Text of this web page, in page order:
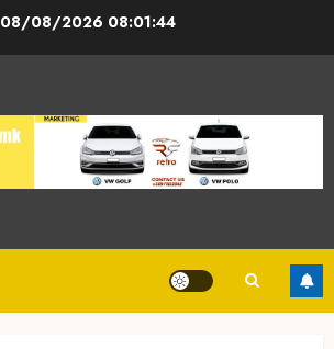
08/08/2026 08:01:44